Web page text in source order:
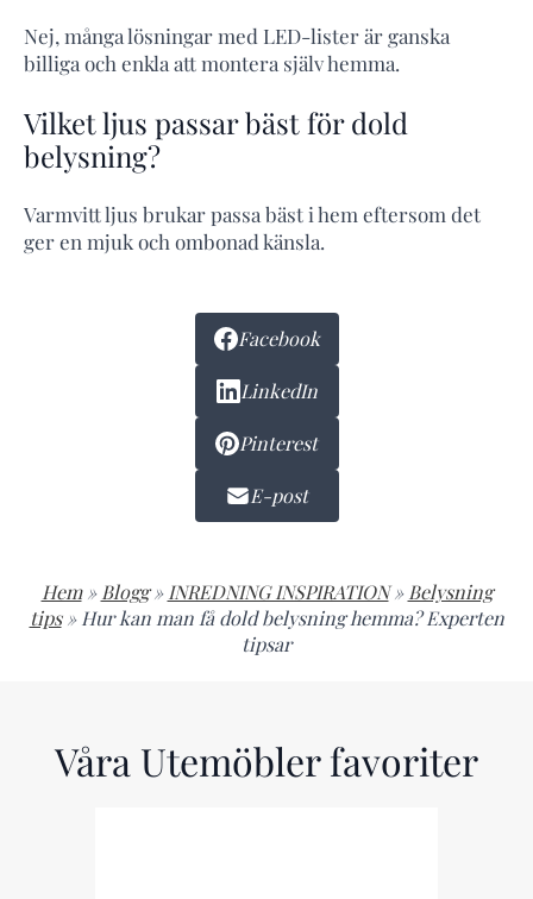
Nej, många lösningar med LED-lister är ganska
billiga och enkla att montera själv hemma.
Vilket ljus passar bäst för dold
belysning?
Varmvitt ljus brukar passa bäst i hem eftersom det
ger en mjuk och ombonad känsla.
Facebook
LinkedIn
Pinterest
E-post
Hem » Blogg » INREDNING INSPIRATION » Belysning
tips » Hur kan man få dold belysning hemma? Experten
tipsar
Våra Utemöbler favoriter